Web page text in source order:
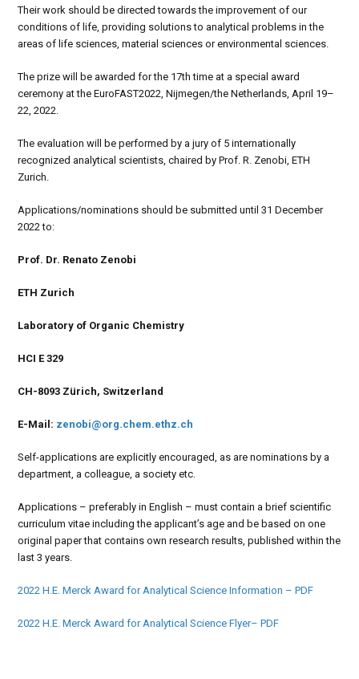
Their work should be directed towards the improvement of our
conditions of life, providing solutions to analytical problems in the
areas of life sciences, material sciences or environmental sciences.
The prize will be awarded for the 17th time at a special award
ceremony at the EuroFAST2022, Nijmegen/the Netherlands, April 19–
22, 2022.
The evaluation will be performed by a jury of 5 internationally
recognized analytical scientists, chaired by Prof. R. Zenobi, ETH
Zurich.
Applications/nominations should be submitted until 31 December
2022 to:
Prof. Dr. Renato Zenobi
ETH Zurich
Laboratory of Organic Chemistry
HCI E 329
CH-8093 Zürich, Switzerland
E-Mail: zenobi@org.chem.ethz.ch
Self-applications are explicitly encouraged, as are nominations by a
department, a colleague, a society etc.
Applications – preferably in English – must contain a brief scientific
curriculum vitae including the applicant’s age and be based on one
original paper that contains own research results, published within the
last 3 years.
2022 H.E. Merck Award for Analytical Science Information – PDF
2022 H.E. Merck Award for Analytical Science Flyer– PDF